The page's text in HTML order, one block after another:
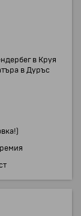
в Круя
в Дуръс